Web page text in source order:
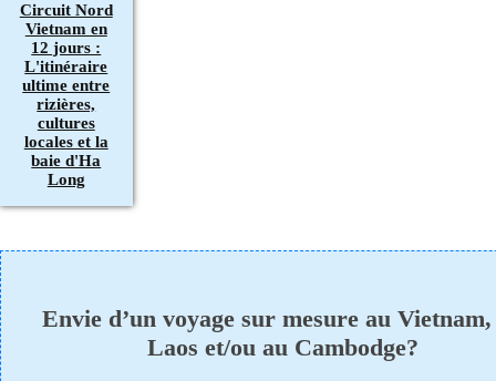
Circuit Nord
Vietnam en
12 jours :
L'itinéraire
ultime entre
rizières,
cultures
locales et la
baie d'Ha
Long
Envie d’un voyage sur mesure au
Laos et/ou au Cambodge?